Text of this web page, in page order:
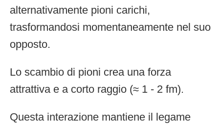
alternativamente pioni carichi,
trasformandosi momentaneamente nel suo
opposto.
Lo scambio di pioni crea una forza
attrattiva e a corto raggio (≈ 1 - 2 fm).
Questa interazione mantiene il legame